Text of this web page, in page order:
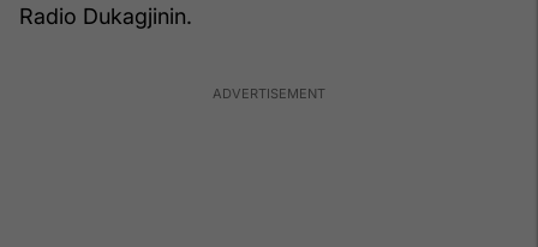
Radio Dukagjinin.